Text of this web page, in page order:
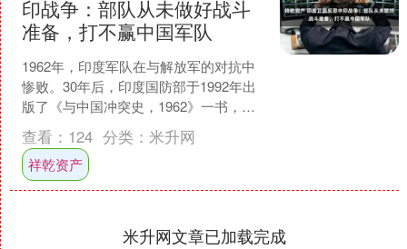
印战争：部队从未做好战斗
准备，打不赢中国军队
1962年，印度军队在与解放军的对抗中
惨败。30年后，印度国防部于1992年出
版了《与中国冲突史，1962》一书，揭
示了这场战争的一些真相。很多印度民
众长期认为....
查看： 124 分类： 米升网
祥乾资产
米升网文章已加载完成